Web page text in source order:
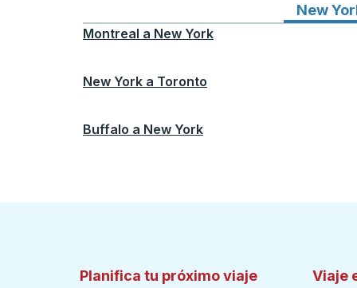
New
Montreal a New York
New York a Toronto
Buffalo a New York
Planifica tu próximo viaje Viaje